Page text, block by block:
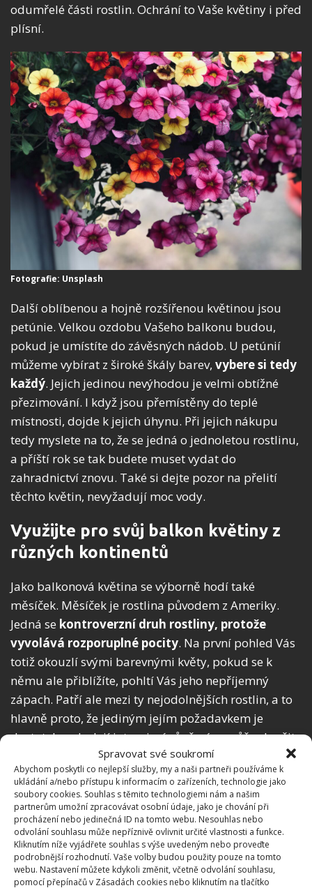
Spravovat své soukromí
Abychom poskytli co nejlepší služby, my a naši partneři používáme k
ukládání a/nebo přístupu k informacím o zařízeních, technologie jako
soubory cookies. Souhlas s těmito technologiemi nám a našim
partnerům umožní zpracovávat osobní údaje, jako je chování při
procházení nebo jedinečná ID na tomto webu. Nesouhlas nebo
odvolání souhlasu může nepříznivě ovlivnit určité vlastnosti a funkce.
Kliknutím níže vyjádřete souhlas s výše uvedeným nebo proveďte
podrobnější rozhodnutí. Vaše volby budou použity pouze na tomto
webu. Nastavení můžete kdykoli změnit, včetně odvolání souhlasu,
pomocí přepínačů v Zásadách cookies nebo kliknutím na tlačítko
odumřelé části rostlin. Ochrání to Vaše květiny i před
plísní.
Fotografie: Unsplash
Další oblíbenou a hojně rozšířenou květinou jsou
petúnie. Velkou ozdobu Vašeho balkonu budou,
pokud je umístíte do závěsných nádob. U petúnií
můžeme vybírat z široké škály barev, vybere si tedy
každý. Jejich jedinou nevýhodou je velmi obtížné
přezimování. I když jsou přemístěny do teplé
místnosti, dojde k jejich úhynu. Při jejich nákupu
tedy myslete na to, že se jedná o jednoletou rostlinu,
a příští rok se tak budete muset vydat do
zahradnictví znovu. Také si dejte pozor na přelití
těchto květin, nevyžadují moc vody.
Využijte pro svůj balkon květiny z
různých kontinentů
Jako balkonová květina se výborně hodí také
měsíček. Měsíček je rostlina původem z Ameriky.
Jedná se kontroverzní druh rostliny, protože
vyvolává rozporuplné pocity. Na první pohled Vás
totiž okouzlí svými barevnými květy, pokud se k
němu ale přiblížíte, pohltí Vás jeho nepříjemný
zápach. Patří ale mezi ty nejodolnějších rostlin, a to
hlavně proto, že jediným jejím požadavkem je
dostatek vody. Její intenzivní vůně nám může sloužit
také v boji se škůdci, odpuzuje například mšice.